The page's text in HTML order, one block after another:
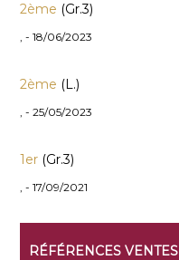
2ème (Gr.3)
, - 18/06/2023
2ème (L.)
, - 25/05/2023
1er (Gr.3)
, - 17/09/2021
RÉFÉRENCES VENTES